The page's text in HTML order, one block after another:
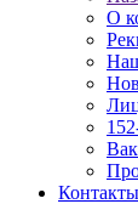
О
Контакты